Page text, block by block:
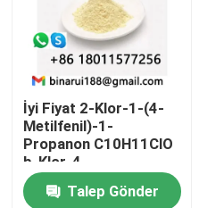
İyi Fiyat 2-Klor-1-(4-
Metilfenil)-1-
Propanon C10H11ClO
b-Klor-4-
metilpropifenon Cas
69673-92-3Talep Gönder